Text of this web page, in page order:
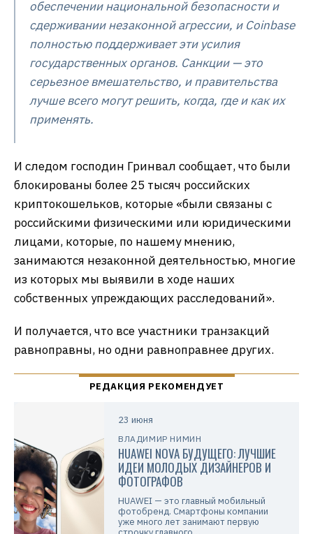
обеспечении национальной безопасности и
сдерживании незаконной агрессии, и Coinbase
полностью поддерживает эти усилия
государственных органов. Санкции — это
серьезное вмешательство, и правительства
лучше всего могут решить, когда, где и как их
применять.
И следом господин Гринвал сообщает, что были
блокированы более 25 тысяч российских
криптокошельков, которые «были связаны с
российскими физическими или юридическими
лицами, которые, по нашему мнению,
занимаются незаконной деятельностью, многие
из которых мы выявили в ходе наших
собственных упреждающих расследований».
И получается, что все участники транзакций
равноправны, но одни равноправнее других.
23 июня
ВЛАДИМИР НИМИН
HUAWEI NOVA БУДУЩЕГО: ЛУЧШИЕ
ИДЕИ МОЛОДЫХ ДИЗАЙНЕРОВ И
ФОТОГРАФОВ
HUAWEI — это главный мобильный
фотобренд. Смартфоны компании
уже много лет занимают первую